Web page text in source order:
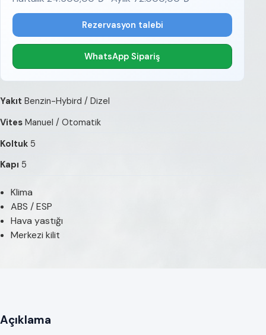
Rezervasyon talebi
WhatsApp Sipariş
Yakıt Benzin-Hybird / Dizel
Vites Manuel / Otomatik
Koltuk 5
Kapı 5
Klima
ABS / ESP
Hava yastığı
Merkezi kilit
Açıklama